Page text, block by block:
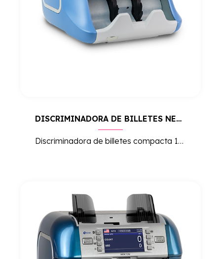
DISCRIMINADORA DE BILLETES NEWTON II
Discriminadora de billetes compacta 1+1 con doble CIS y detección de falsos 100% fiable. Separa por valor, emisión y estado de uso, con más de 70 divisas.